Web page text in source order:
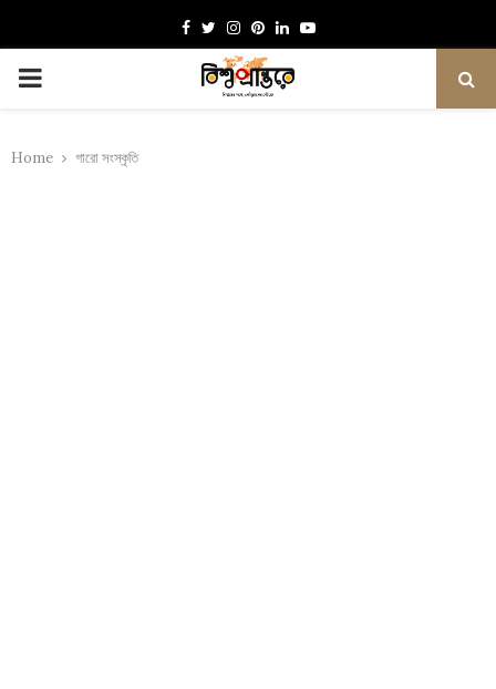
Facebook
TwitterInstagram
Pinterest
LinkedinYoutube
PRIMARY
Home গারো সংস্কৃতি